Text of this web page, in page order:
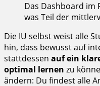
Das Dashboard im
was Teil der
Die IU selbst weist alle
hin, dass bewusst auf
stattdessen auf ein
optimal lernen zu
ändern: Du findest alle